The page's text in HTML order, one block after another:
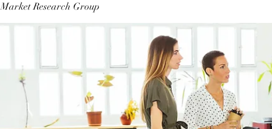
Market Research Group